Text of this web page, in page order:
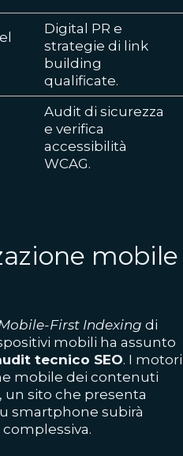
Digital PR e
strategie di link
building
qualificate.
Audit di sicurezza
e verifica
accessibilità
WCAG.
mobile
First Indexing di
mobili ha assunto
tecnico SEO. I motori
mobile dei contenuti
un sito che presenta
smartphone subirà